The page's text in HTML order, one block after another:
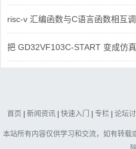
risc-v 汇编函数与C语言函数相互调
把 GD32VF103C-START 变成仿
首页 | 新闻资讯 | 快速入门 | 专栏 | 论坛
本站所有内容仅供学习和交流，如有转载